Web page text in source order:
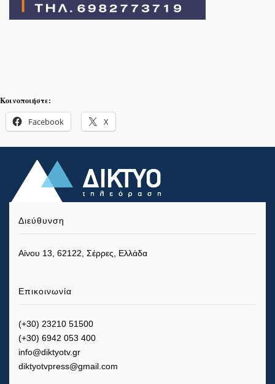
Κοινοποιήστε:
Facebook X
Διεύθυνση
Αίνου 13, 62122, Σέρρες, Ελλάδα
Επικοινωνία
(+30) 23210 51500
(+30) 6942 053 400
info@diktyotv.gr
diktyotvpress@gmail.com